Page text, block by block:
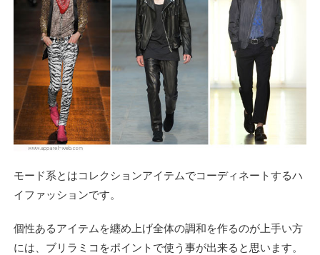
モード系とはコレクションアイテムでコーディネートするハ
イファッションです。
個性あるアイテムを纏め上げ全体の調和を作るのが上手い方
には、ブリラミコをポイントで使う事が出来ると思います。